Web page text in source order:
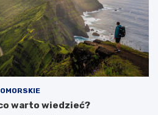
warto wiedzieć?